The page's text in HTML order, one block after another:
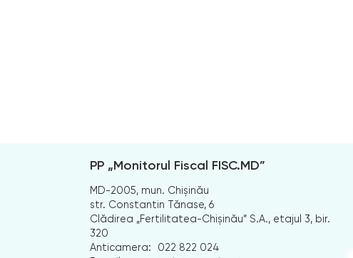
PP „Monitorul Fiscal FISC.MD”
MD-2005, mun. Chișinău
str. Constantin Tănase, 6
Clădirea „Fertilitatea-Chișinău” S.A., etajul 3, bir.
320
Anticamera:
022 822 024